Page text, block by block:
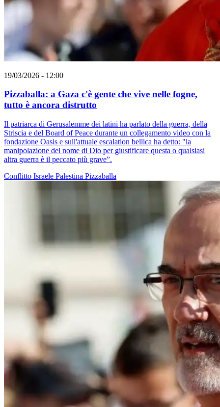
19/03/2026 - 12:00
Pizzaballa: a Gaza c'è gente che vive nelle fogne,
tutto è ancora distrutto
Il patriarca di Gerusalemme dei latini ha parlato della guerra, della
Striscia e del Board of Peace durante un collegamento video con la
fondazione Oasis e sull'attuale escalation bellica ha detto: "la
manipolazione del nome di Dio per giustificare questa o qualsiasi
altra guerra è il peccato più grave”.
Conflitto Israele Palestina Pizzaballa